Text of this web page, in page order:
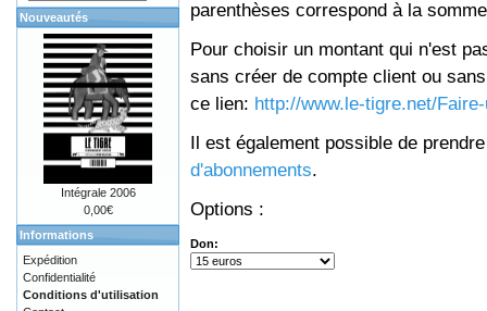
parenthèses correspond à la
Pour choisir un montant qui n'est
sans créer de compte client ou
ce lien: http://www.le-tigre.net/
Il est également possible de
d'abonnements.
Options :
Don:
Nouveautés
Intégrale 2006
0,00€
Informations
Expédition
Confidentialité
Conditions d'utilisation